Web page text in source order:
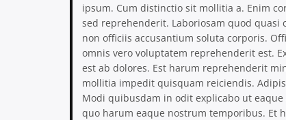
ipsum. Cum distinctio sit mollitia a. Enim
sed reprehenderit. Laboriosam quod
non officiis accusantium soluta corporis.
omnis vero voluptatem reprehenderit est.
est ab dolores. Est harum reprehenderit
mollitia impedit quisquam reiciendis.
Modi quibusdam in odit explicabo ut
quo harum eaque nostrum temporibus. Et